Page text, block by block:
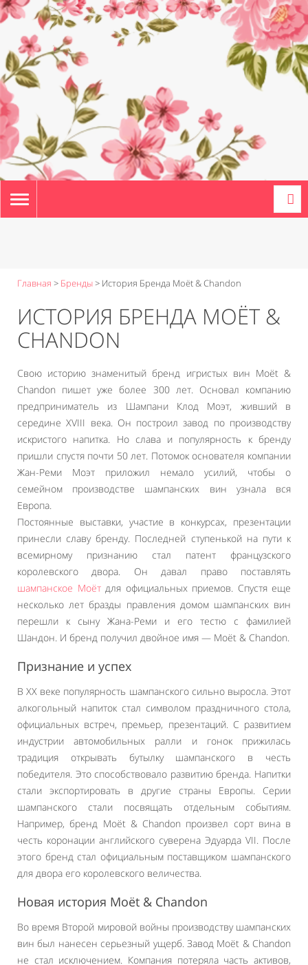
TOGGLE
NAVIGATION
Главная > Бренды> История Бренда Moët & Chandon
ИСТОРИЯ БРЕНДА MOËT &
CHANDON
Свою историю знаменитый бренд игристых вин Moët &
Chandon пишет уже более 300 лет. Основал компанию
предприниматель из Шампани Клод Моэт, живший в
середине XVIII века. Он построил завод по производству
искристого напитка. Но слава и популярность к бренду
пришли спустя почти 50 лет. Потомок основателя компании
Жан-Реми Моэт приложил немало усилий, чтобы о
семейном производстве шампанских вин узнала вся
Европа.
Постоянные выставки, участие в конкурсах, презентации
принесли славу бренду. Последней ступенькой на пути к
всемирному признанию стал патент французского
королевского двора. Он давал право поставлять
шампанское Моётдля официальных приемов. Спустя еще
несколько лет бразды правления домом шампанских вин
перешли к сыну Жана-Реми и его тестю с фамилией
Шандон. И бренд получил двойное имя — Moët & Chandon.
Признание и успех
В XX веке популярность шампанского сильно выросла. Этот
алкогольный напиток стал символом праздничного стола,
официальных встреч, премьер, презентаций. С развитием
индустрии автомобильных ралли и гонок прижилась
традиция открывать бутылку шампанского в честь
победителя. Это способствовало развитию бренда. Напитки
стали экспортировать в другие страны Европы. Серии
шампанского стали посвящать отдельным событиям.
Например, бренд Moët & Chandon произвел сорт вина в
честь коронации английского суверена Эдуарда VII. После
этого бренд стал официальным поставщиком шампанского
для двора его королевского величества.
Новая история Moët & Chandon
Во время Второй мировой войны производству шампанских
вин был нанесен серьезный ущерб. Завод Moët & Chandon
не стал исключением. Компания потеряла часть активов,